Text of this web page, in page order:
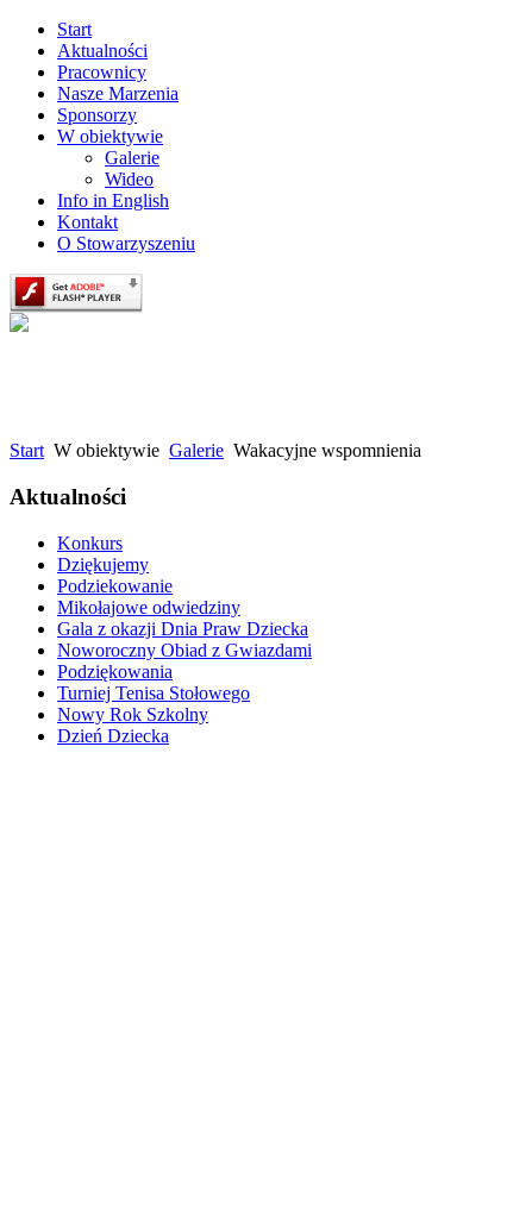
Start
Aktualności
Pracownicy
Nasze Marzenia
Sponsorzy
W obiektywie
Galerie
Wideo
Info in English
Kontakt
O Stowarzyszeniu
Start W obiektywie Galerie Wakacyjne wspomnienia
Aktualności
Konkurs
Dziękujemy
Podziekowanie
Mikołajowe odwiedziny
Gala z okazji Dnia Praw Dziecka
Noworoczny Obiad z Gwiazdami
Podziękowania
Turniej Tenisa Stołowego
Nowy Rok Szkolny
Dzień Dziecka